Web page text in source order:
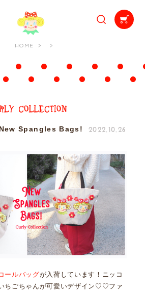
HOME
Spangles Bags! 2022.10.26
ールバッグが入荷しています！ニッコ
ちごちゃんが可愛いデザイン♡♡ファ